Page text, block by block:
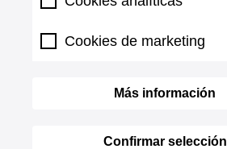
Cookies de marketing
Más información
Confirmar selección